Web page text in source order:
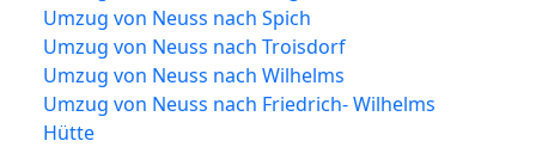
Umzug von Neuss nach Spich
Umzug von Neuss nach Troisdorf
Umzug von Neuss nach Wilhelms
Umzug von Neuss nach Friedrich- Wilhelms
Hütte